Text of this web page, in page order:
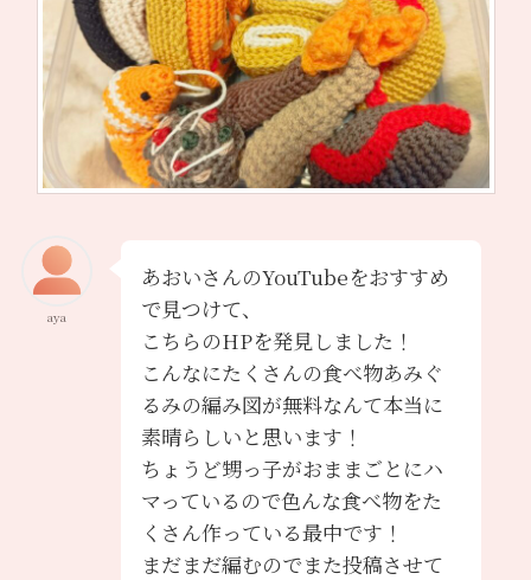
aya
あおいさんのYouTubeをおすすめ
で見つけて、
こちらのHPを発見しました！
こんなにたくさんの食べ物あみぐ
るみの編み図が無料なんて本当に
素晴らしいと思います！
ちょうど甥っ子がおままごとにハ
マっているので色んな食べ物をた
くさん作っている最中です！
まだまだ編むのでまた投稿させて